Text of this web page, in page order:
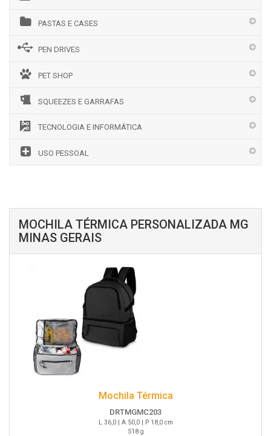
PASTAS E CASES
PEN DRIVES
PET SHOP
SQUEEZES E GARRAFAS
TECNOLOGIA E INFORMÁTICA
USO PESSOAL
MOCHILA TÉRMICA PERSONALIZADA MG
MINAS GERAIS
Mochila Térmica
DRTMGMC203
L 36,0 | A 50,0 | P 18,0 cm
518 g